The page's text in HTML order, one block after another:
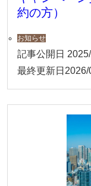
約の方）
お知らせ
記事公開日
最終更新日 2026/